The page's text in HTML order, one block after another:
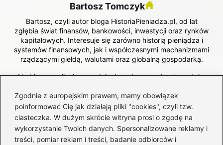
Zgodnie z europejskim prawem, mamy obowiązek
poinformować Cię jak działają pliki "cookies", czyli tzw.
ciasteczka. W dużym skrócie witryna prosi o zgodę na
wykorzystanie Twoich danych. Spersonalizowane reklamy i
treści, pomiar reklam i treści, badanie odbiorców i
Bartosz Tomczyk
Bartosz, czyli autor bloga HistoriaPieniadza.pl, od lat
zgłębia świat finansów, bankowości, inwestycji oraz rynków
kapitałowych. Interesuje się zarówno historią pieniądza i
systemów finansowych, jak i współczesnymi mechanizmami
rządzącymi giełdą, walutami oraz globalną gospodarką.
Na blogu analizuje zagadnienia związane z bankowością,
giełdzie, rynkiem walutowym oraz zmianami, które
wpływają na wartość pieniądza w czasie. Stawia na
merytoryczne podejście, jasne tłumaczenie złożonych
tematów i kontekst historyczny, który pomaga lepiej
zrozumieć dzisiejsze decyzje finansowe.